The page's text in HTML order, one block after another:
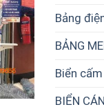
Bảng
BẢNG
Biển
BIỂN